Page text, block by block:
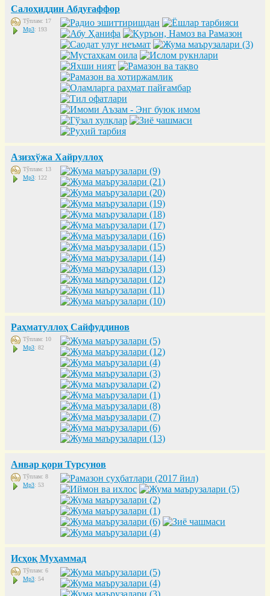
Салоҳиддин Абдуғаффор
Тўплам: 17
Mp3: 193
Азизхўжа Хайруллоҳ
Тўплам: 13
Mp3: 122
Раҳматуллоҳ Сайфуддинов
Тўплам: 10
Mp3: 82
Анвар қори Турсунов
Тўплам: 8
Mp3: 53
Исҳоқ Муҳаммад
Тўплам: 6
Mp3: 54